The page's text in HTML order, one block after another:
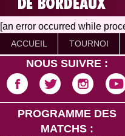
[an error occurred while
ACCUEIL TOURNOI
NOUS SUIVRE :
PROGRAMME DES
MATCHS :